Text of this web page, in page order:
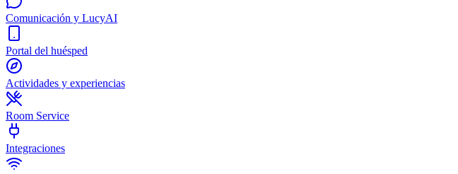
Comunicación y LucyAI
Portal del huésped
Actividades y experiencias
Room Service
Integraciones